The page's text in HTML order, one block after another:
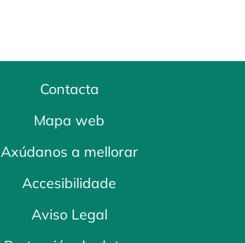
Contacta
Mapa web
Axúdanos a mellorar
Accesibilidade
Aviso Legal